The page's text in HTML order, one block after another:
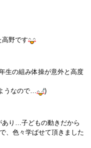
野です
生の組み体操が意外と高度
うなので…
)
あり…子どもの動きだから
、色々学ばせて頂きました
声
内